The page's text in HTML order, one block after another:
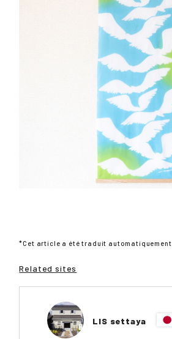
*Cet article a été traduit automatiquement.
Related sites
LIS settaya